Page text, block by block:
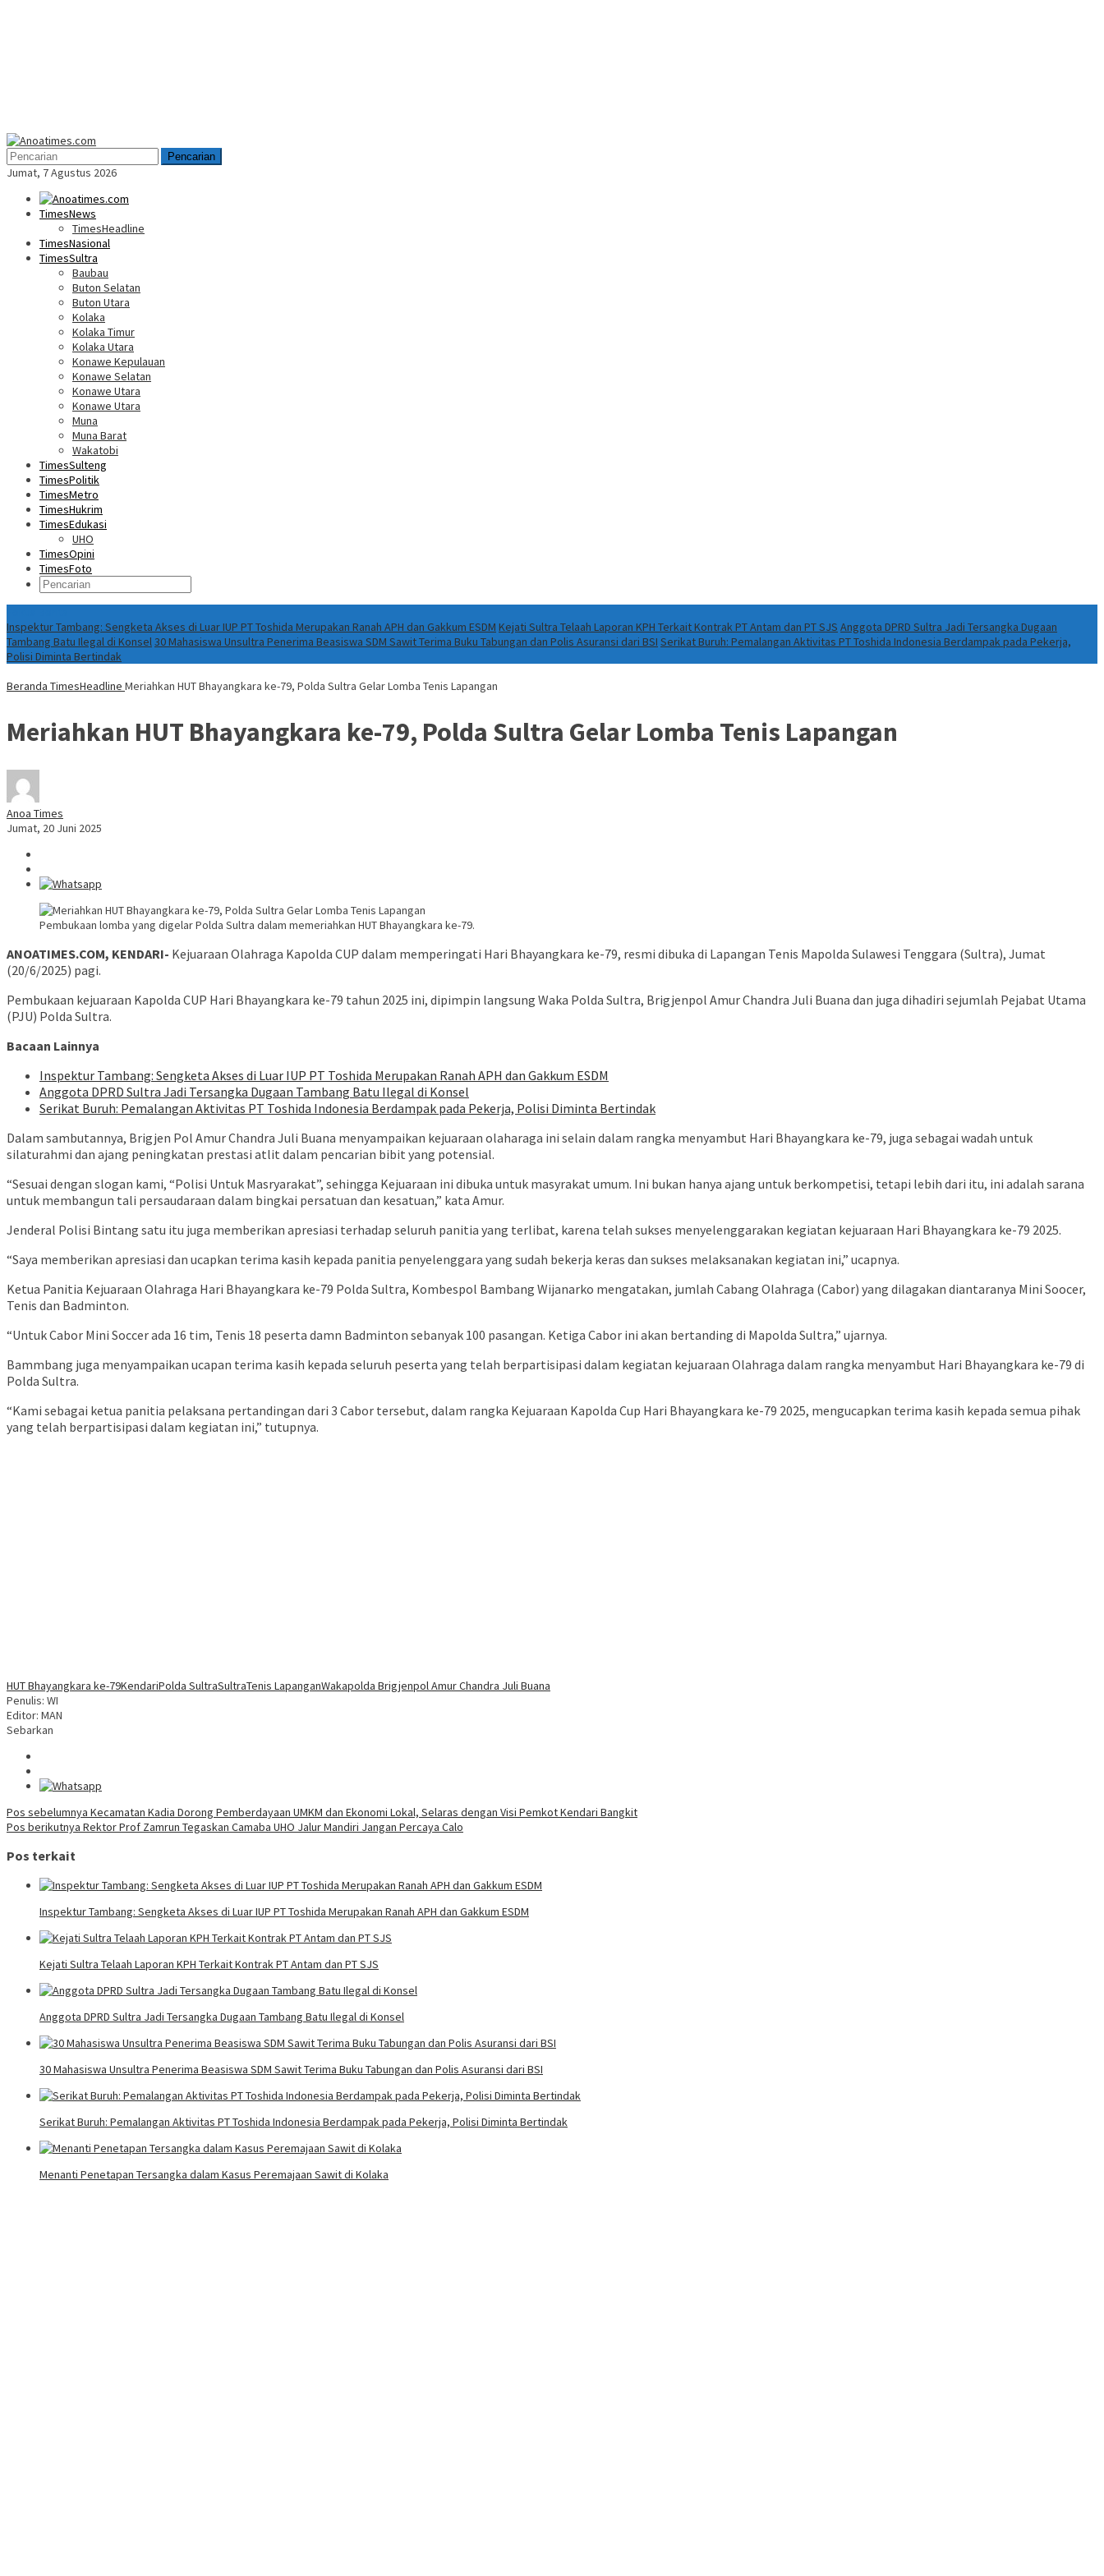
Menu
Mobile
Pencarian
Jumat, 7 Agustus 2026
TimesNews
TimesHeadline
TimesNasional
TimesSultra
Baubau
Buton Selatan
Buton Utara
Kolaka
Kolaka Timur
Kolaka Utara
Konawe Kepulauan
Konawe Selatan
Konawe Utara
Konawe Utara
Muna
Muna Barat
Wakatobi
TimesSulteng
TimesPolitik
TimesMetro
TimesHukrim
TimesEdukasi
UHO
TimesOpini
TimesFoto
Inspektur Tambang: Sengketa Akses di Luar IUP PT Toshida Merupakan Ranah APH dan Gakkum ESDM Kejati Sultra Telaah Laporan KPH Terkait Kontrak PT Antam dan PT SJS Anggota DPRD Sultra Jadi Tersangka Dugaan
Tambang Batu Ilegal di Konsel30 Mahasiswa Unsultra Penerima Beasiswa SDM Sawit Terima Buku Tabungan dan Polis Asuransi dari BSI Serikat Buruh: Pemalangan Aktivitas PT Toshida Indonesia Berdampak pada Pekerja,
Polisi Diminta Bertindak
Beranda TimesHeadline Meriahkan HUT Bhayangkara ke-79, Polda Sultra Gelar Lomba Tenis Lapangan
Meriahkan HUT Bhayangkara ke-79, Polda Sultra Gelar Lomba Tenis Lapangan
Anoa Times
Jumat, 20 Juni 2025
Pembukaan lomba yang digelar Polda Sultra dalam memeriahkan HUT Bhayangkara ke-79.
ANOATIMES.COM, KENDARI- Kejuaraan Olahraga Kapolda CUP dalam memperingati Hari Bhayangkara ke-79, resmi dibuka di Lapangan Tenis Mapolda Sulawesi Tenggara (Sultra), Jumat
(20/6/2025) pagi.
Pembukaan kejuaraan Kapolda CUP Hari Bhayangkara ke-79 tahun 2025 ini, dipimpin langsung Waka Polda Sultra, Brigjenpol Amur Chandra Juli Buana dan juga dihadiri sejumlah Pejabat Utama
(PJU) Polda Sultra.
Bacaan Lainnya
Inspektur Tambang: Sengketa Akses di Luar IUP PT Toshida Merupakan Ranah APH dan Gakkum ESDM
Anggota DPRD Sultra Jadi Tersangka Dugaan Tambang Batu Ilegal di Konsel
Serikat Buruh: Pemalangan Aktivitas PT Toshida Indonesia Berdampak pada Pekerja, Polisi Diminta Bertindak
Dalam sambutannya, Brigjen Pol Amur Chandra Juli Buana menyampaikan kejuaraan olaharaga ini selain dalam rangka menyambut Hari Bhayangkara ke-79, juga sebagai wadah untuk
silaturahmi dan ajang peningkatan prestasi atlit dalam pencarian bibit yang potensial.
“Sesuai dengan slogan kami, “Polisi Untuk Masryarakat”, sehingga Kejuaraan ini dibuka untuk masyrakat umum. Ini bukan hanya ajang untuk berkompetisi, tetapi lebih dari itu, ini adalah sarana
untuk membangun tali persaudaraan dalam bingkai persatuan dan kesatuan,” kata Amur.
Jenderal Polisi Bintang satu itu juga memberikan apresiasi terhadap seluruh panitia yang terlibat, karena telah sukses menyelenggarakan kegiatan kejuaraan Hari Bhayangkara ke-79 2025.
“Saya memberikan apresiasi dan ucapkan terima kasih kepada panitia penyelenggara yang sudah bekerja keras dan sukses melaksanakan kegiatan ini,” ucapnya.
Ketua Panitia Kejuaraan Olahraga Hari Bhayangkara ke-79 Polda Sultra, Kombespol Bambang Wijanarko mengatakan, jumlah Cabang Olahraga (Cabor) yang dilagakan diantaranya Mini Soocer,
Tenis dan Badminton.
“Untuk Cabor Mini Soccer ada 16 tim, Tenis 18 peserta damn Badminton sebanyak 100 pasangan. Ketiga Cabor ini akan bertanding di Mapolda Sultra,” ujarnya.
Bammbang juga menyampaikan ucapan terima kasih kepada seluruh peserta yang telah berpartisipasi dalam kegiatan kejuaraan Olahraga dalam rangka menyambut Hari Bhayangkara ke-79 di
Polda Sultra.
“Kami sebagai ketua panitia pelaksana pertandingan dari 3 Cabor tersebut, dalam rangka Kejuaraan Kapolda Cup Hari Bhayangkara ke-79 2025, mengucapkan terima kasih kepada semua pihak
yang telah berpartisipasi dalam kegiatan ini,” tutupnya.
HUT Bhayangkara ke-79KendariPolda SultraSultraTenis LapanganWakapolda Brigjenpol Amur Chandra Juli Buana
Penulis: WI
Editor: MAN
Sebarkan
Navigasi
pos
Pos sebelumnya Kecamatan Kadia Dorong Pemberdayaan UMKM dan Ekonomi Lokal, Selaras dengan Visi Pemkot Kendari Bangkit
Pos berikutnya Rektor Prof Zamrun Tegaskan Camaba UHO Jalur Mandiri Jangan Percaya Calo
Pos terkait
Inspektur Tambang: Sengketa Akses di Luar IUP PT Toshida Merupakan Ranah APH dan Gakkum ESDM
Kejati Sultra Telaah Laporan KPH Terkait Kontrak PT Antam dan PT SJS
Anggota DPRD Sultra Jadi Tersangka Dugaan Tambang Batu Ilegal di Konsel
30 Mahasiswa Unsultra Penerima Beasiswa SDM Sawit Terima Buku Tabungan dan Polis Asuransi dari BSI
Serikat Buruh: Pemalangan Aktivitas PT Toshida Indonesia Berdampak pada Pekerja, Polisi Diminta Bertindak
Menanti Penetapan Tersangka dalam Kasus Peremajaan Sawit di Kolaka